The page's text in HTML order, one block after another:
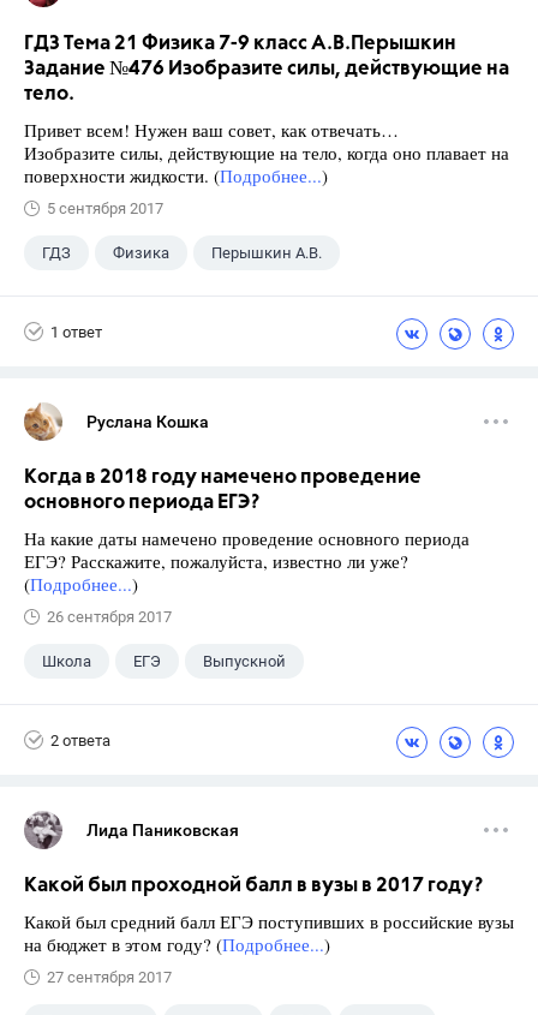
ГДЗ Тема 21 Физика 7-9 класс А.В.Перышкин
Задание №476 Изобразите силы, действующие на
тело.
Привет всем! Нужен ваш совет, как отвечать…
Изобразите силы, действующие на тело, когда оно плавает на
поверхности жидкости. (Подробнее...)
5 сентября 2017
ГДЗ Физика Перышкин А.В.
1 ответ
Руслана Кошка
Когда в 2018 году намечено проведение
основного периода ЕГЭ?
На какие даты намечено проведение основного периода
ЕГЭ? Расскажите, пожалуйста, известно ли уже?
(Подробнее...)
26 сентября 2017
Школа ЕГЭ Выпускной
2 ответа
Лида Паниковская
Какой был проходной балл в вузы в 2017 году?
Какой был средний балл ЕГЭ поступивших в российские вузы
на бюджет в этом году? (Подробнее...)
27 сентября 2017